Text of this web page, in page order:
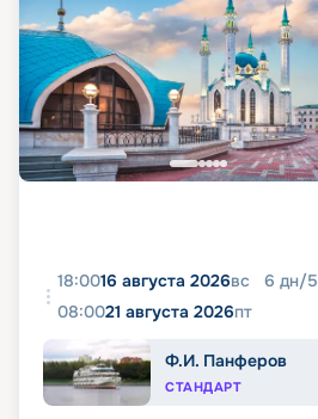
18:0016 августа 2026вс 6 дн/5
08:0021 августа 2026пт
Ф.И. Панферов
СТАНДАРТ